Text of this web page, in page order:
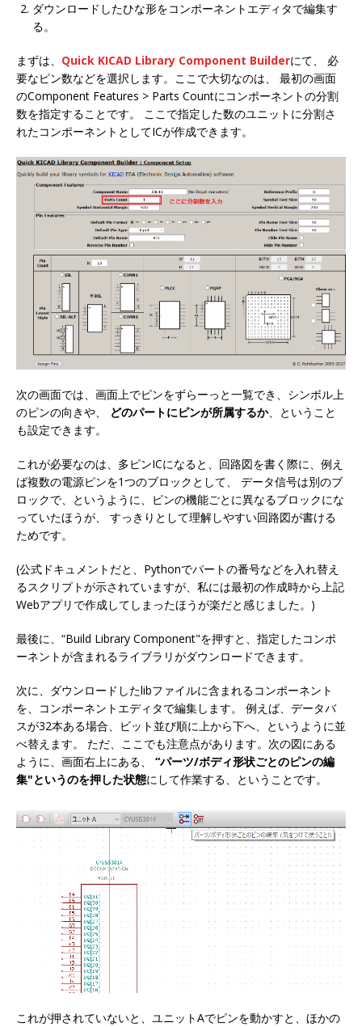
ダウンロードしたひな形をコンポーネントエディタで編集す
る。
まずは、 Quick KICAD Library Component Builderにて、 必
要なピン数などを選択します。ここで大切なのは、 最初の画面
のComponent Features > Parts Countにコンポーネントの分割
数を指定することです。 ここで指定した数のユニットに分割さ
れたコンポーネントとしてICが作成できます。
次の画面では、画面上でピンをずらーっと一覧でき、シンボル上
のピンの向きや、
どのパートにピンが所属するか、ということ
も設定できます。
これが必要なのは、多ピンICになると、回路図を書く際に、例え
ば複数の電源ピンを1つのブロックとして、 データ信号は別のブ
ロックで、というように、ピンの機能ごとに異なるブロックにな
っていたほうが、 すっきりとして理解しやすい回路図が書ける
ためです。
(公式ドキュメントだと、Pythonでパートの番号などを入れ替え
るスクリプトが示されていますが、私には最初の作成時から上記
Webアプリで作成してしまったほうが楽だと感じました。)
最後に、“Build Library Component"を押すと、指定したコンポ
ーネントが含まれるライブラリがダウンロードできます。
次に、ダウンロードしたlibファイルに含まれるコンポーネント
を、コンポーネントエディタで編集します。 例えば、データバ
スが32本ある場合、ビット並び順に上から下へ、というように並
べ替えます。 ただ、ここでも注意点があります。次の図にある
ように、画面右上にある、 “パーツ/ボディ形状ごとのピンの編
集"というのを押した状態にして作業する、ということです。
これが押されていないと、ユニットAでピンを動かすと、ほかの